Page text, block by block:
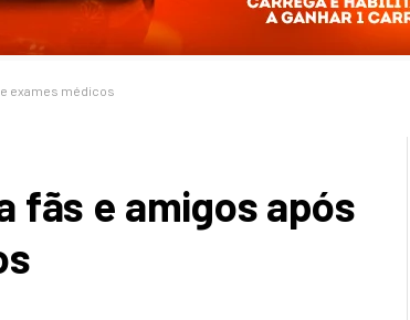
exames médicos
fãs e amigos após